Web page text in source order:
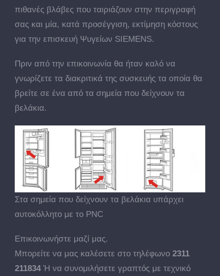
πιθανές βλάβες που ταιριάζουν στην περιγραφή
σας και μία, κατά προσέγγιση, εκτίμηση κόστους
για την επισκευή Ψυγείων SIEMENS.
Πριν από την επικοινωνία θα ήταν καλό να
γνωρίζετε τα διακριτικά της συσκευής τα οποία θα
βρείτε σε ένα από τα σημεία που δείχνουν τα
βελάκια.
Στα σημεία που δείχνουν τα βελάκια υπάρχει
αυτοκόλλητο με το PNC
Επικοινωνήστε μαζί μας.
Μπορείτε να μας καλέσετε στο τηλέφωνο 2311
211834Ή να συνομιλήσετε γραπτός με τεχνικό